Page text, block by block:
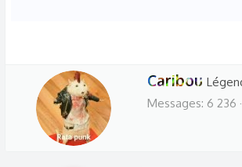
W
r
Caribou
Messages 6 236